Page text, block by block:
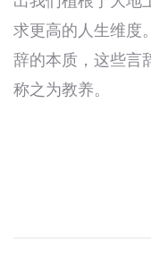
求更高的人生维度
辞的本质，这些言
称之为教养。